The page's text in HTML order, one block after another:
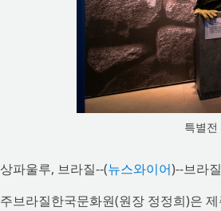
특별전
상파울루, 브라질--(뉴스와이어)--브라
주브라질한국문화원(원장 정정희)은